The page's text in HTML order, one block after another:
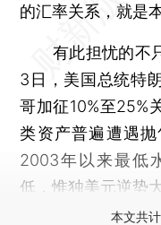
的汇率关系，就是
有此担忧的不只
3日，美国总统特
哥加征10%至25%
类资产普遍遭遇
2003年以来最低
低，惟独美元逆势大
本文共